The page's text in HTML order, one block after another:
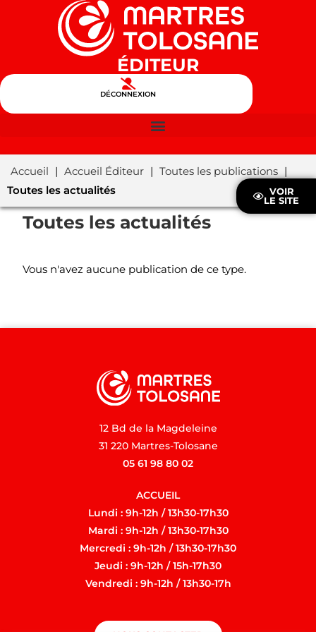
ÉDITEUR
DÉCONNEXION
VOIR
LE SITE
Accueil | Accueil Éditeur | Toutes les publications |
Toutes les actualités
Toutes les actualités
Vous n'avez aucune publication de ce type.
12 Bd de la Magdeleine
31 220 Martres-Tolosane
05 61 98 80 02
ACCUEIL
Lundi : 9h-12h / 13h30-17h30
Mardi : 9h-12h / 13h30-17h30
Mercredi : 9h-12h / 13h30-17h30
Jeudi : 9h-12h / 15h-17h30
Vendredi : 9h-12h / 13h30-17h